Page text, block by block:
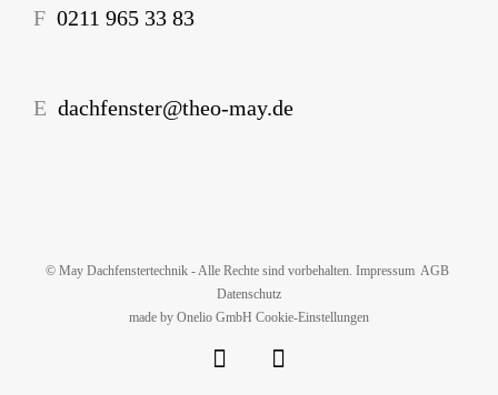
F 0211 965 33 83
E dachfenster@theo-may.de
© May Dachfenstertechnik - Alle Rechte sind vorbehalten. Impressum AGB
Datenschutz
made by Onelio GmbH Cookie-Einstellungen
Facebook
Benutzerdefiniert